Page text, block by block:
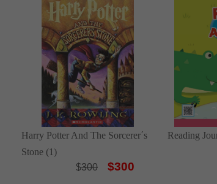
Harry Potter And The Sorcerer΄s
Stone (1)
$300 $300
Reading